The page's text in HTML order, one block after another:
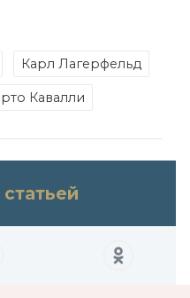
Карл Лагерфельд
Кавалли